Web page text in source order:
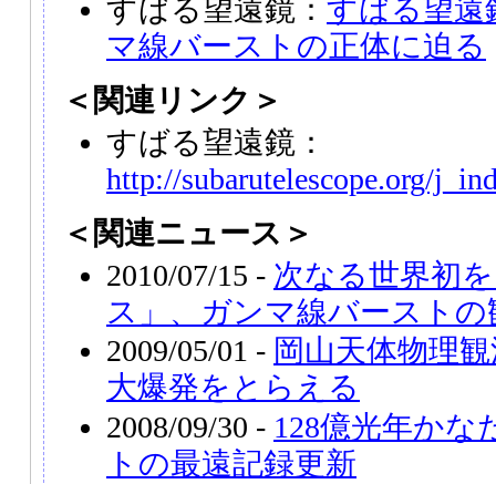
すばる望遠鏡： すばる望遠
マ線バーストの正体に迫る
＜関連リンク＞
すばる望遠鏡：
http://subarutelescope.org/
＜関連ニュース＞
2010/07/15 - 次なる世界初
ス」、ガンマ線バースト
2009/05/01 - 岡山天体物理
大爆発をとらえる
2008/09/30 - 128億光年かな
トの最遠記録更新